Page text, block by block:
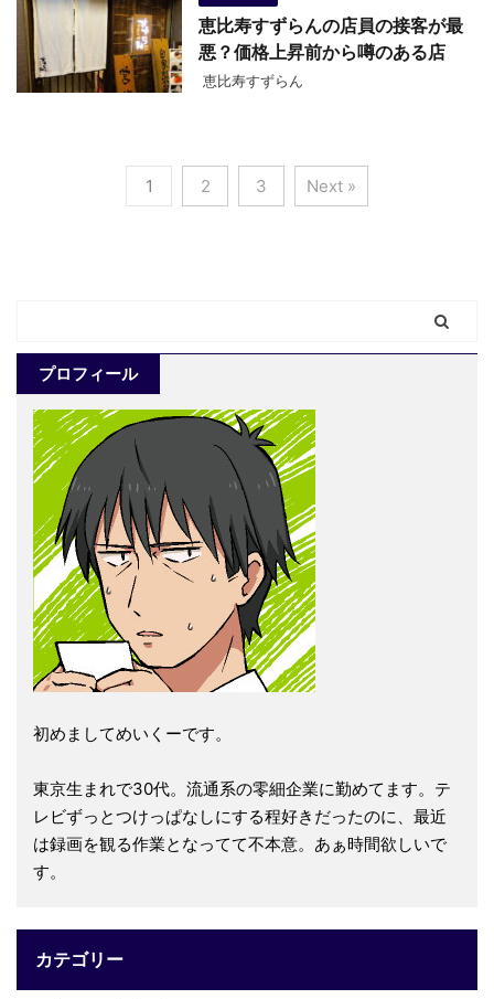
恵比寿すずらんの店員の接客が最
悪？価格上昇前から噂のある店
恵比寿すずらん
1 2 3 Next »
プロフィール
初めましてめいくーです。
東京生まれで30代。流通系の零細企業に勤めてます。テ
レビずっとつけっぱなしにする程好きだったのに、最近
は録画を観る作業となってて不本意。あぁ時間欲しいで
す。
カテゴリー